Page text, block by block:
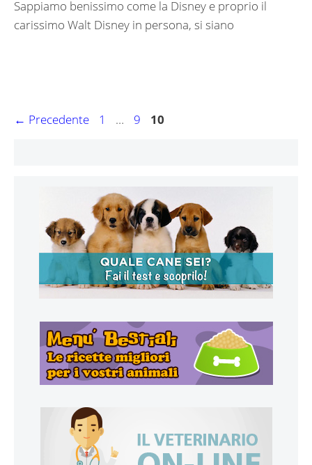
Sappiamo benissimo come la Disney e proprio il
carissimo Walt Disney in persona, si siano
Navigazione
← Precedente Pagina
1 … Pagina
9 Pagina
10